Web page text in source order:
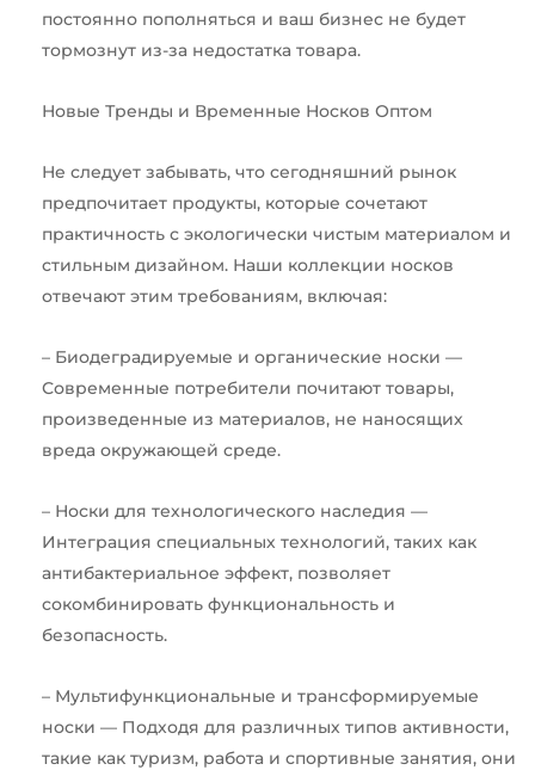
постоянно пополняться и ваш бизнес не будет
тормознут из-за недостатка товара.
Новые Тренды и Временные Носков Оптом
Не следует забывать, что сегодняшний рынок
предпочитает продукты, которые сочетают
практичность с экологически чистым материалом и
стильным дизайном. Наши коллекции носков
отвечают этим требованиям, включая:
– Биодеградируемые и органические носки —
Современные потребители почитают товары,
произведенные из материалов, не наносящих
вреда окружающей среде.
– Носки для технологического наследия —
Интеграция специальных технологий, таких как
антибактериальное эффект, позволяет
сокомбинировать функциональность и
безопасность.
– Мультифункциональные и трансформируемые
носки — Подходя для различных типов активности,
такие как туризм, работа и спортивные занятия, они